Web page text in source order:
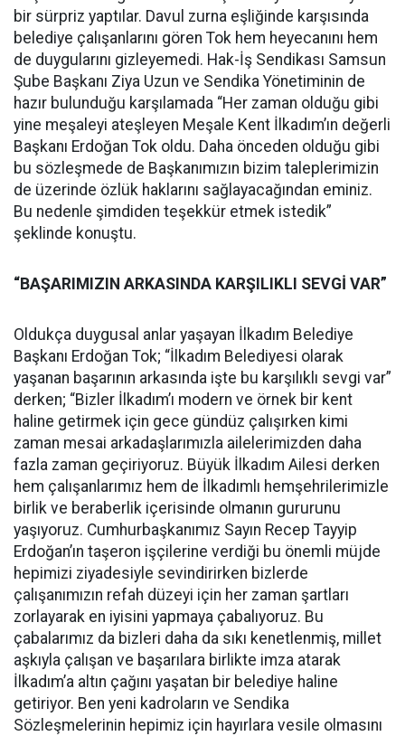
bir sürpriz yaptılar. Davul zurna eşliğinde karşısında
belediye çalışanlarını gören Tok hem heyecanını hem
de duygularını gizleyemedi. Hak-İş Sendikası Samsun
Şube Başkanı Ziya Uzun ve Sendika Yönetiminin de
hazır bulunduğu karşılamada “Her zaman olduğu gibi
yine meşaleyi ateşleyen Meşale Kent İlkadım’ın değerli
Başkanı Erdoğan Tok oldu. Daha önceden olduğu gibi
bu sözleşmede de Başkanımızın bizim taleplerimizin
de üzerinde özlük haklarını sağlayacağından eminiz.
Bu nedenle şimdiden teşekkür etmek istedik”
şeklinde konuştu.
“BAŞARIMIZIN ARKASINDA KARŞILIKLI SEVGİ VAR”
Oldukça duygusal anlar yaşayan İlkadım Belediye
Başkanı Erdoğan Tok; “İlkadım Belediyesi olarak
yaşanan başarının arkasında işte bu karşılıklı sevgi var”
derken; “Bizler İlkadım’ı modern ve örnek bir kent
haline getirmek için gece gündüz çalışırken kimi
zaman mesai arkadaşlarımızla ailelerimizden daha
fazla zaman geçiriyoruz. Büyük İlkadım Ailesi derken
hem çalışanlarımız hem de İlkadımlı hemşehrilerimizle
birlik ve beraberlik içerisinde olmanın gururunu
yaşıyoruz. Cumhurbaşkanımız Sayın Recep Tayyip
Erdoğan’ın taşeron işçilerine verdiği bu önemli müjde
hepimizi ziyadesiyle sevindirirken bizlerde
çalışanımızın refah düzeyi için her zaman şartları
zorlayarak en iyisini yapmaya çabalıyoruz. Bu
çabalarımız da bizleri daha da sıkı kenetlenmiş, millet
aşkıyla çalışan ve başarılara birlikte imza atarak
İlkadım’a altın çağını yaşatan bir belediye haline
getiriyor. Ben yeni kadroların ve Sendika
Sözleşmelerinin hepimiz için hayırlara vesile olmasını